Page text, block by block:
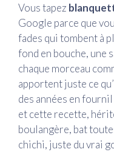
Vous tapez
Google parce que
fades qui tombent à
fond en bouche, une
chaque morceau
apportent juste ce
des années en
et cette recette,
boulangère, bat
chichi, juste du vrai